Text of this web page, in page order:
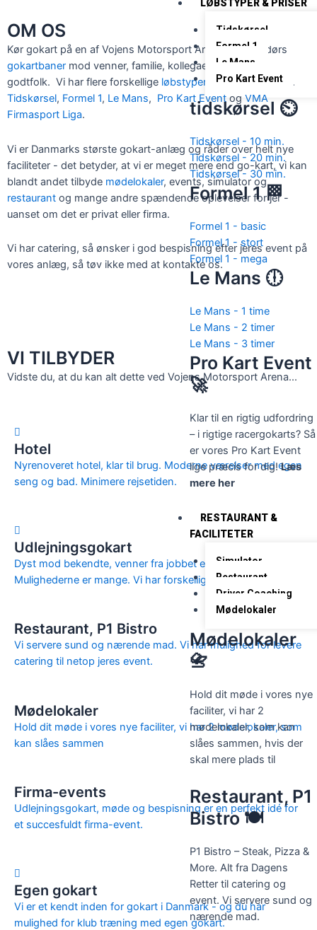
LØBSTYPER & PRISER
Tidskørsel
Formel 1
Le Mans
Pro Kart Event
tidskørsel ⏲️
Tidskørsel - 10 min.
Tidskørsel - 20 min.
Tidskørsel - 30 min.
Formel 1 🏁
Formel 1 - basic
Formel 1 - stort
Formel 1 - mega
Le Mans 🕕
Le Mans - 1 time
Le Mans - 2 timer
Le Mans - 3 timer
Pro Kart Event
🚀
Klar til en rigtig udfordring
– i rigtige racergokarts? Så
er vores Pro Kart Event
lige præcis for dig!Læs
mere her
RESTAURANT &
FACILITETER
Simulator
Restaurant
Driver Coaching
Mødelokaler
Mødelokaler
📇
Hold dit møde i vores nye
faciliter, vi har 2
mødelokaler, som kan
slåes sammen, hvis der
skal mere plads til
Restaurant, P1
Bistro 🍽️
P1 Bistro – Steak, Pizza &
More. Alt fra Dagens
Retter til catering og
event. Vi servere sund og
nærende mad.
OM OS
Kør gokart på en af Vojens Motorsport Arena tre udendørs
gokartbaner mod venner, familie, kollegaer eller andet
godtfolk. Vi har flere forskellige løbstyper , som du kan køre.
Tidskørsel, Formel 1, Le Mans, Pro Kart Event og VMA
Firmasport Liga.
Vi er Danmarks største gokart-anlæg og råder over helt nye
faciliteter - det betyder, at vi er meget mere end go-kart, vi kan
blandt andet tilbyde mødelokaler, events, simulator og
restaurant og mange andre spændende oplevelser for jer -
uanset om det er privat eller firma.
Vi har catering, så ønsker i god bespisning efter jeres event på
vores anlæg, så tøv ikke med at kontakte os.
VI TILBYDER
Vidste du, at du kan alt dette ved Vojens Motorsport Arena...
Hotel
Nyrenoveret hotel, klar til brug. Moderne værelser med egen
seng og bad. Minimere rejsetiden.
Udlejningsgokart
Dyst mod bekendte, venner fra jobbet eller andet.
Mulighederne er mange. Vi har forskellige løbstyper.
Restaurant, P1 Bistro
Vi servere sund og nærende mad. Vi har mulighed for levere
catering til netop jeres event.
Mødelokaler
Hold dit møde i vores nye faciliter, vi har 2 mødelokaler, som
kan slåes sammen
Firma-events
Udlejningsgokart, møde og bespisning er en perfekt idé for
et succesfuldt firma-event.
Egen gokart
Vi er et kendt inden for gokart i Danmark - og du har
mulighed for klub træning med egen gokart.